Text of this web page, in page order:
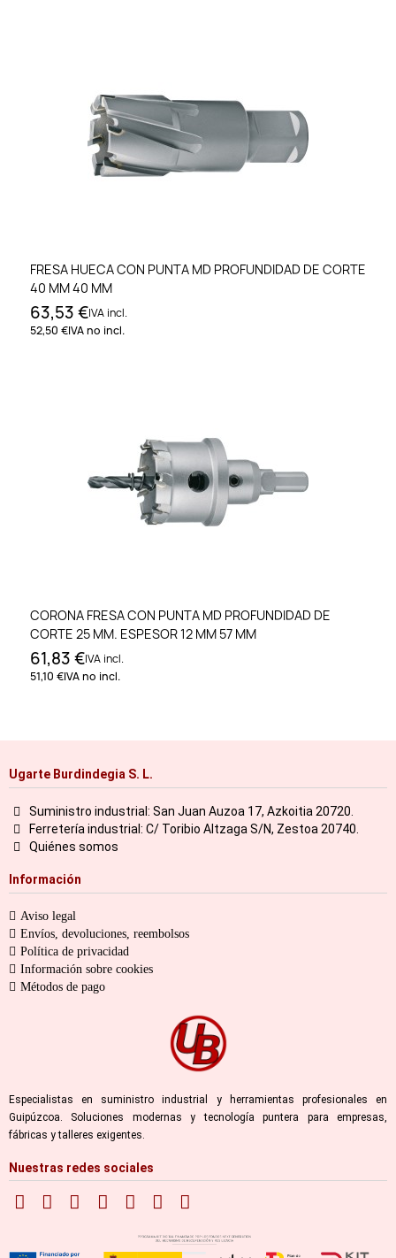
FRESA HUECA CON PUNTA MD PROFUNDIDAD DE CORTE
40 MM 40 MM
63,53 €IVA incl.
52,50 €IVA no incl.
CORONA FRESA CON PUNTA MD PROFUNDIDAD DE
CORTE 25 MM. ESPESOR 12 MM 57 MM
61,83 €IVA incl.
51,10 €IVA no incl.
Ugarte Burdindegia S. L.
Suministro industrial: San Juan Auzoa 17, Azkoitia 20720.
Ferretería industrial: C/ Toribio Altzaga S/N, Zestoa 20740.
Quiénes somos
Información
Aviso legal
Envíos, devoluciones, reembolsos
Política de privacidad
Información sobre cookies
Métodos de pago
Especialistas en suministro industrial y herramientas profesionales en
Guipúzcoa. Soluciones modernas y tecnología puntera para empresas,
fábricas y talleres exigentes.
Nuestras redes sociales